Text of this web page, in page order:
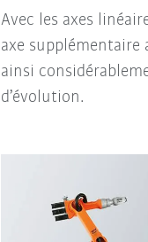
Avec les axes
axe supplémentaire
ainsi
d’évolution.